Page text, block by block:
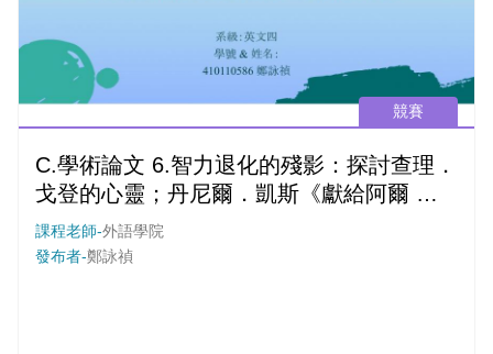
競賽
C.學術論文 6.智力退化的殘影：探討查理．
戈登的心靈；丹尼爾．凱斯《獻給阿爾 吉
儂的花束》中主角的心理演變
課程老師-外語學院
發布者-鄭詠禎